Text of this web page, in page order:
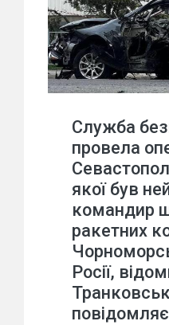
Служба
провела
якої був
командир
ракетних
Росії,